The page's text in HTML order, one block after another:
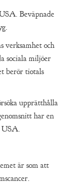
Beväpnade
verksamhet och
sociala miljöer
berör tiotals
upprätthålla
har en
USA.
är som att